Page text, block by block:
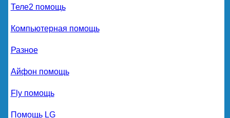
Теле2 помощь
Компьютерная помощь
Разное
Айфон помощь
Fly помощь
Помощь LG